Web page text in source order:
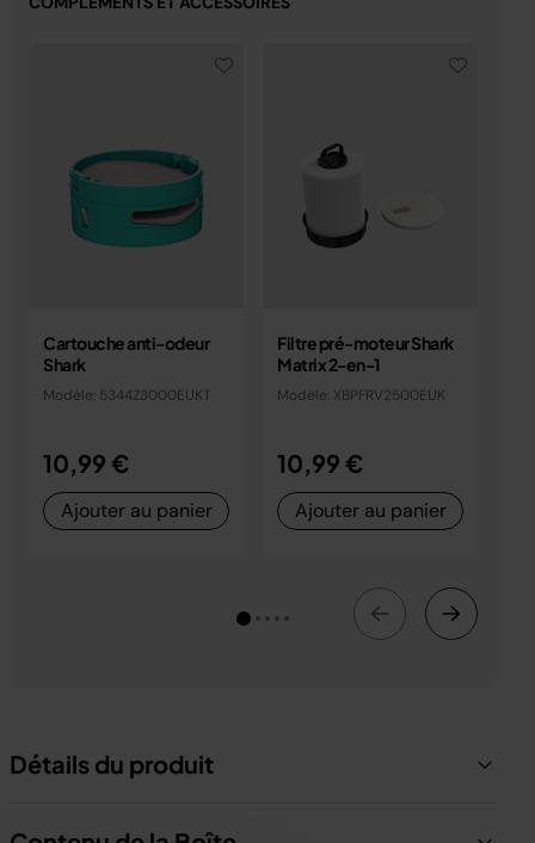
Cartouche anti-odeur
Shark
Modèle: 5344Z3000EUKT
10,99 €
Ajouter au panier
Filtre pré-moteur Shark
Matrix 2-en-1
Modèle: XBPFRV2500EUK
10,99 €
Ajouter au panier
Détails du produit